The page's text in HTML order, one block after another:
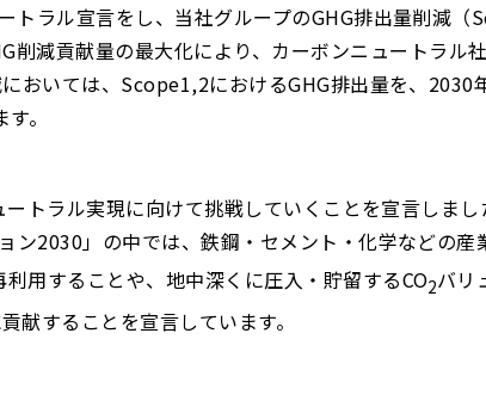
ラル宣言をし、当社グループのGHG排出量削減（
削減貢献量の最大化により、カーボンニュートラル
おいては、Scope1,2におけるGHG排出量を、2030
。
トラル実現に向けて挑戦していくことを宣言しまし
ン2030」の中では、鉄鋼・セメント・化学などの産
利用することや、地中深くに圧入・貯留するCO2バリ
献することを宣言しています。